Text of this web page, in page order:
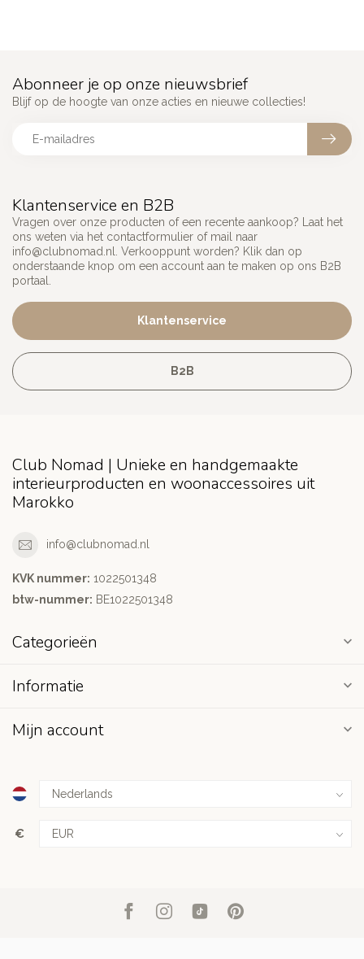
Klantenservice en B2B
Vragen over onze producten of een recente aankoop? Laat het
ons weten via het contactformulier of mail naar
info@clubnomad.nl
. Verkooppunt worden? Klik dan op
onderstaande knop om een account aan te maken op ons B2B
portaal.
Klantenservice
B2B
Abonneer je op onze nieuwsbrief
Blijf op de hoogte van onze acties en nieuwe collecties!
Club Nomad | Unieke en handgemaakte
interieurproducten en woonaccessoires uit
Marokko
info@clubnomad.nl
KVK nummer: 1022501348
btw-nummer: BE1022501348
Categorieën
Informatie
Mijn account
€